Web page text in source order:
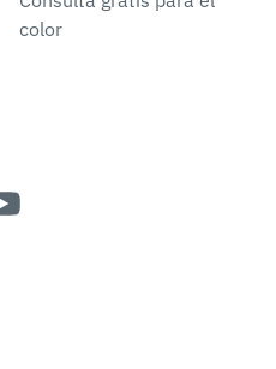
color